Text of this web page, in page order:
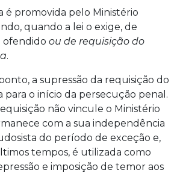
é promovida pelo Ministério
quando a lei o exige, de
ofendido ou de requisição do
.
a supressão da requisição do
para o início da persecução penal.
não vincule o Ministério
com a sua independência
do período de exceção e,
tempos, é utilizada como
e imposição de temor aos